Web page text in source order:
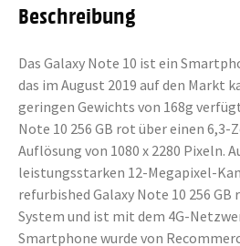
Beschreibung
Das Galaxy Note 10 ist ein
das im August 2019 auf den Markt
geringen Gewichts von 168g
Note 10 256 GB rot über einen
Auflösung von 1080 x 2280 Pixeln.
leistungsstarken 12-Megapixel-
refurbished Galaxy Note 10 256
System und ist mit dem 4G-
Smartphone wurde von